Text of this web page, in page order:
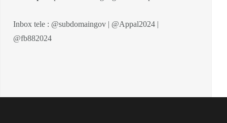
Inbox tele : @subdomaingov | @Appal2024 |
@fb882024